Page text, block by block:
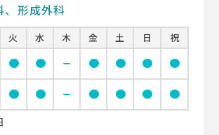
、形成外科
火 水 木 金 土 日
祝
circle circle remove circle circle circle circle
circle circle remove circle circle circle circle